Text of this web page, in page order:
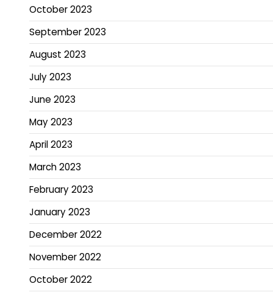
October 2023
September 2023
August 2023
July 2023
June 2023
May 2023
April 2023
March 2023
February 2023
January 2023
December 2022
November 2022
October 2022